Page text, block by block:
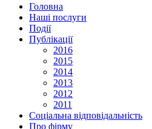
Головна
Наші послуги
Події
Публікації
2016
2015
2014
2013
2012
2011
Соціальна відповідальність
Про фiрму